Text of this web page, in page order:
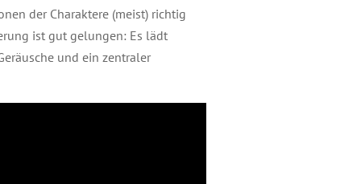
der Charaktere (meist) richtig
ist gut gelungen: Es lädt
und ein zentraler